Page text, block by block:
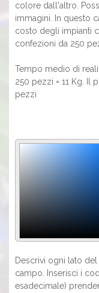
colore dall'altro.
immagini. In questo
costo degli impianti
confezioni da 250
Tempo medio di
250 pezzi = 11 Kg. Il
pezzi
Descrivi ogni lato
campo. Inserisci i
esadecimale)